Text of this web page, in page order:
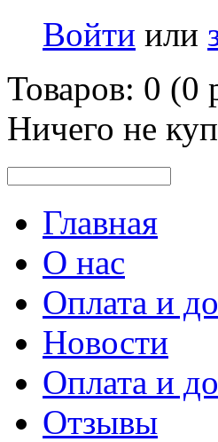
Войти или
Товаров: 0 (0
Ничего не
Главная
О нас
Оплата и
Новости
Оплата и
Отзывы